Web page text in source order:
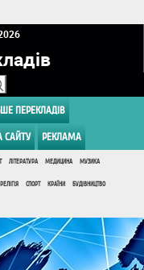
ПЕРЕКЛАДІВ
САЙТУ РЕКЛАМА
ЛІТЕРАТУРА МЕДИЦИНА МУЗИКА
РЕЛІГІЯ СПОРТ КРАЇНИ БУДІВНИЦТВО